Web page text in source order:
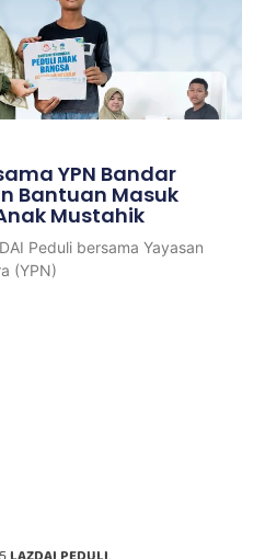
YPN Bandar
Bantuan Masuk
Mustahik
Peduli bersama Yayasan
(YPN)